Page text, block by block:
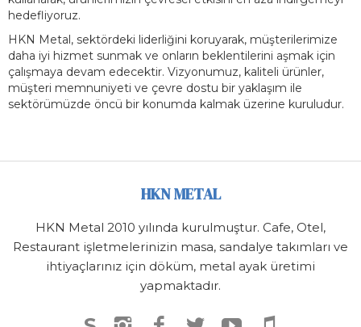
hedefliyoruz.
HKN Metal, sektördeki liderliğini koruyarak, müşterilerimize
daha iyi hizmet sunmak ve onların beklentilerini aşmak için
çalışmaya devam edecektir. Vizyonumuz, kaliteli ürünler,
müşteri memnuniyeti ve çevre dostu bir yaklaşım ile
sektörümüzde öncü bir konumda kalmak üzerine kuruludur.
HKN METAL
HKN Metal 2010 yılında kurulmuştur. Cafe, Otel,
Restaurant işletmelerinizin masa, sandalye takımları ve
ihtiyaçlarınız için döküm, metal ayak üretimi
yapmaktadır.